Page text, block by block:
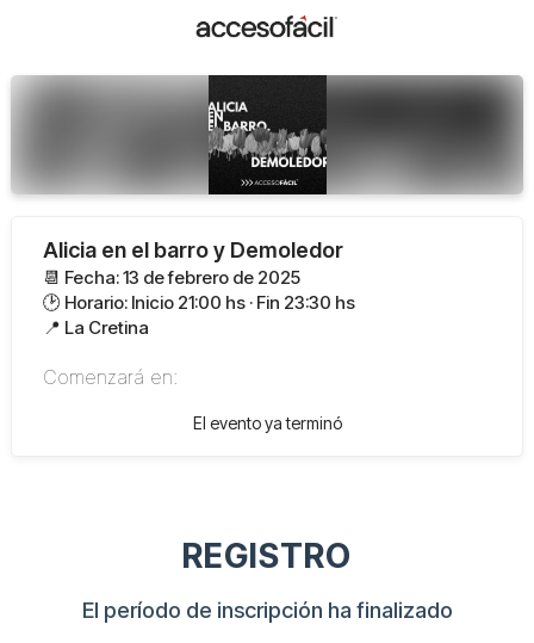
Alicia en el barro y Demoledor
📆 Fecha: 13 de febrero de 2025
🕑 Horario: Inicio 21:00 hs · Fin 23:30 hs
📍 La Cretina
Comenzará en:
El evento ya terminó
REGISTRO
El período de inscripción ha finalizado